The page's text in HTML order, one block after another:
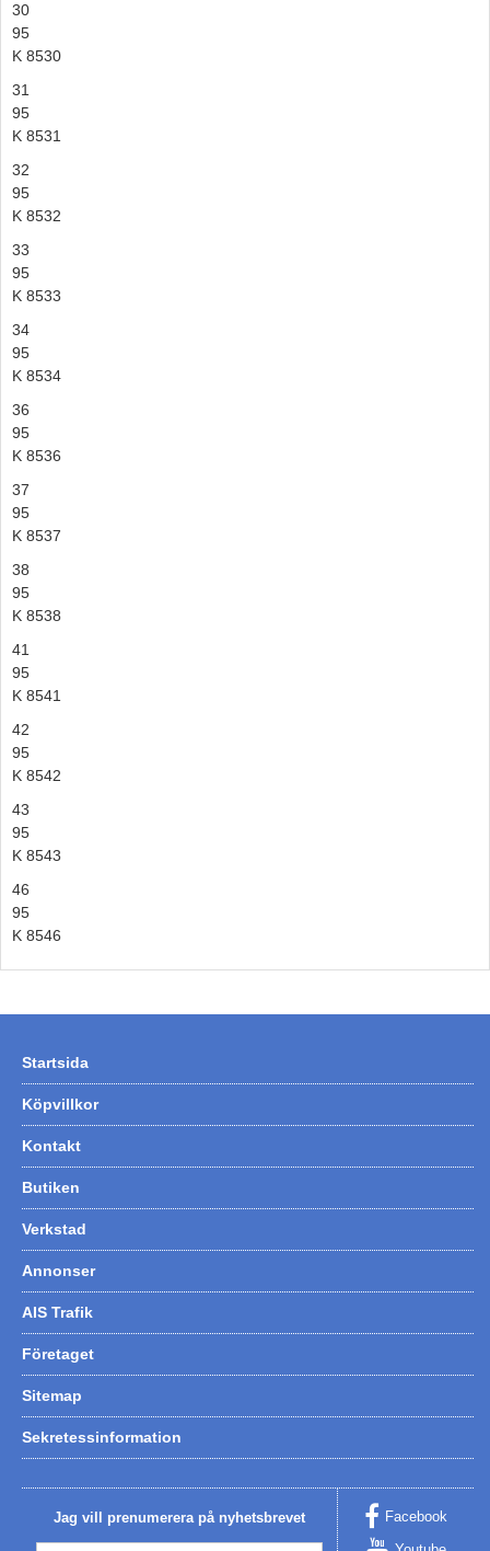
30
95
K 8530
31
95
K 8531
32
95
K 8532
33
95
K 8533
34
95
K 8534
36
95
K 8536
37
95
K 8537
38
95
K 8538
41
95
K 8541
42
95
K 8542
43
95
K 8543
46
95
K 8546
Startsida
Köpvillkor
Kontakt
Butiken
Verkstad
Annonser
AIS Trafik
Företaget
Sitemap
Sekretessinformation
Jag vill prenumerera på nyhetsbrevet Facebook